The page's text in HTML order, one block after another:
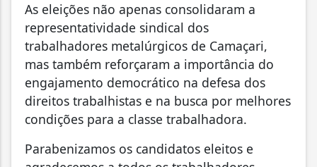
As eleições não apenas consolidaram a
representatividade sindical dos
trabalhadores metalúrgicos de Camaçari,
mas também reforçaram a importância do
engajamento democrático na defesa dos
direitos trabalhistas e na busca por melhores
condições para a classe trabalhadora.
Parabenizamos os candidatos eleitos e